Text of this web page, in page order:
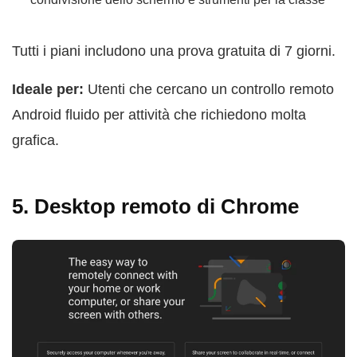
Tutti i piani includono una prova gratuita di 7 giorni.
Ideale per: Utenti che cercano un controllo remoto
Android fluido per attività che richiedono molta
grafica.
5. Desktop remoto di Chrome